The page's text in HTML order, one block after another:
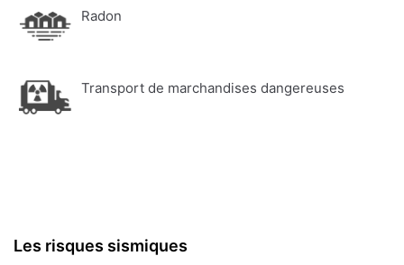
Radon
Transport de marchandises dangereuses
Les risques sismiques